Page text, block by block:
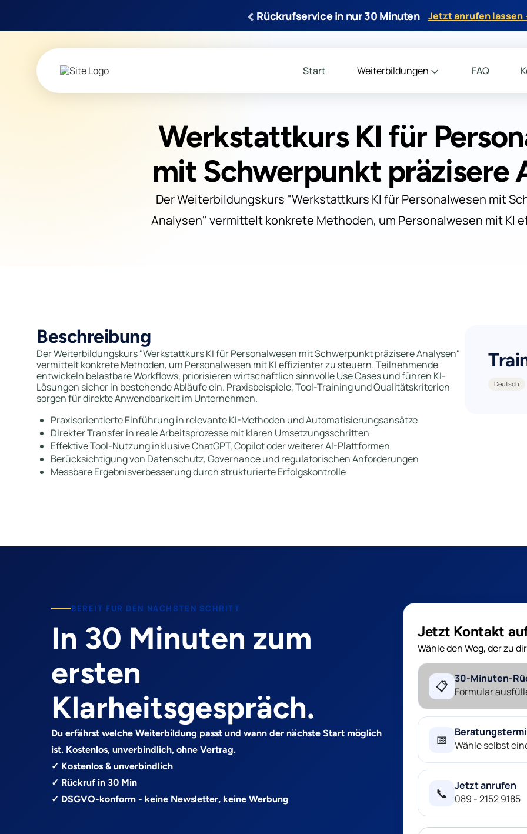
‹ Rückrufservice in nur 30 Minuten Jetzt anrufen
Start Weiterbildungen FAQ
Werkstattkurs KI für
mit Schwerpunkt präzisere
Der Weiterbildungskurs "Werkstattkurs KI für Personalwesen mit
Analysen" vermittelt konkrete Methoden, um Personalwesen mit KI
Beschreibung
Der Weiterbildungskurs "Werkstattkurs KI für Personalwesen mit Schwerpunkt präzisere Analysen"
vermittelt konkrete Methoden, um Personalwesen mit KI effizienter zu steuern. Teilnehmende
entwickeln belastbare Workflows, priorisieren wirtschaftlich sinnvolle Use Cases und führen KI-
Lösungen sicher in bestehende Abläufe ein. Praxisbeispiele, Tool-Training und Qualitätskriterien
sorgen für direkte Anwendbarkeit im Unternehmen.
Praxisorientierte Einführung in relevante KI-Methoden und Automatisierungsansätze
Direkter Transfer in reale Arbeitsprozesse mit klaren Umsetzungsschritten
Effektive Tool-Nutzung inklusive ChatGPT, Copilot oder weiterer AI-Plattformen
Berücksichtigung von Datenschutz, Governance und regulatorischen Anforderungen
Messbare Ergebnisverbesserung durch strukturierte Erfolgskontrolle
Deutsch
BEREIT FUR DEN NACHSTEN SCHRITT
In 30 Minuten zum
ersten
Klarheitsgespräch.
Du erfährst welche Weiterbildung passt und wann der nächste Start möglich
ist. Kostenlos, unverbindlich, ohne Vertrag.
✓ Kostenlos & unverbindlich
✓ Rückruf in 30 Min
✓ DSGVO-konform - keine Newsletter, keine Werbung
Jetzt Kontakt
Wähle den Weg, der zu
📋 30-Minuten-
Formular
📅
Wähle selbst
📞
Jetzt anrufen
089 - 2152 9185